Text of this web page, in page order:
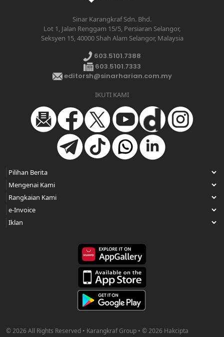
Sinar Karangkraf Sdn. Bhd.
Lot 1, Jalan Renggam 15/5, Persiaran Selangor,
Seksyen 15, 40000 Shah Alam Selangor, Malaysia
603.5101.7388
603.5101.7333
editorsh@sinarharian.com.my
IKUTI KAMI
© 2026 All Rights Reserved • Karangkraf Group • © 2026 Hakcipta